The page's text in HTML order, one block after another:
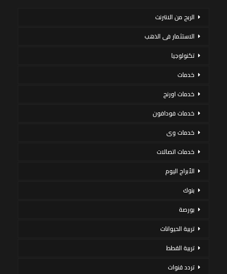
الربح من الانترنت
الاستثمار فى الذهب
تكنولوجيا
خدمات
خدمات اورنج
خدمات فودافون
خدمات وى
خدمات اتصالات
الأبراج اليوم
بنوك
بورصة
تربية الحيوانات
تربية القطط
تردد قنوات